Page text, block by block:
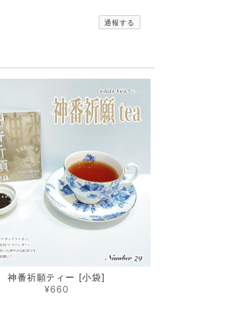
通報する
神番祈願ティー [小袋]
¥660